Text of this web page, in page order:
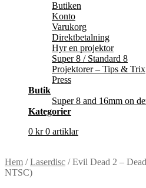
Butiken
Konto
Varukorg
Direktbetalning
Hyr en projektor
Super 8 / Standard 8
Projektorer – Tips & Trix
Press
Butik
Super 8 and 16mm on
Kategorier
0 kr 0 artiklar
Hem /Laserdisc /Evil Dead 2 –
NTSC)